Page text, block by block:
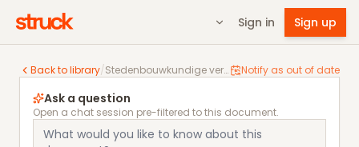
Sign in Sign up
Back to library/ Stedenbouwkundige verordening van de Stad Gent Notify as out of date
Stedenbouwkundige verordening van de Stad Gent
Ask a question
Open a chat session pre-filtered to this document.